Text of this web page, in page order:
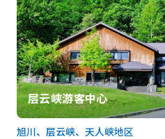
层云峡游客中心
旭川、层云峡、天人峡地区